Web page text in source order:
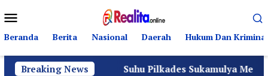
ke
kontenMobile
Beranda Berita Nasional Daerah Hukum Dan Kriminal
Breaking NewsSuhu Pilkades Sukamulya Memanas, 2000